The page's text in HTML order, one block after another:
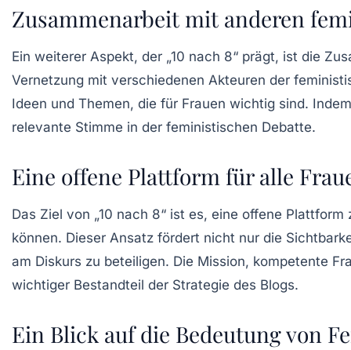
Zusammenarbeit mit anderen
Ein weiterer Aspekt, der „10 nach 8“ prägt, ist die
Vernetzung mit verschiedenen Akteuren der
Ideen und Themen, die für Frauen wichtig sind.
relevante Stimme in der feministischen Debatte.
Eine offene Plattform für alle
Das Ziel von „10 nach 8“ ist es, eine offene
können. Dieser Ansatz fördert nicht nur die
am Diskurs zu beteiligen. Die Mission, kompetente
wichtiger Bestandteil der Strategie des Blogs.
Ein Blick auf die Bedeutung von